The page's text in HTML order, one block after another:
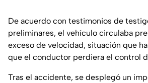
De acuerdo con testimonios de
preliminares, el vehículo circulaba
exceso de velocidad, situación que
que el conductor perdiera el control
Tras el accidente, se desplegó un